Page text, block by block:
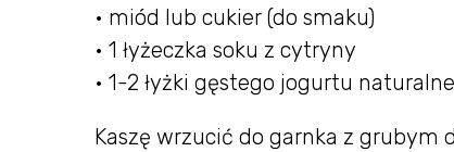
• miód lub cukier (do smaku)
• 1 łyżeczka soku z cytryny
• 1-2 łyżki gęstego jogurtu
Kaszę wrzucić do garnka z grubym